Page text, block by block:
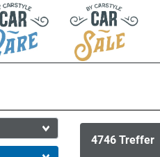
4746 Treffer